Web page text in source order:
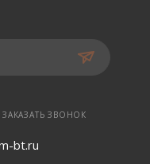
ЗАКАЗАТЬ ЗВОНОК
bt.ru